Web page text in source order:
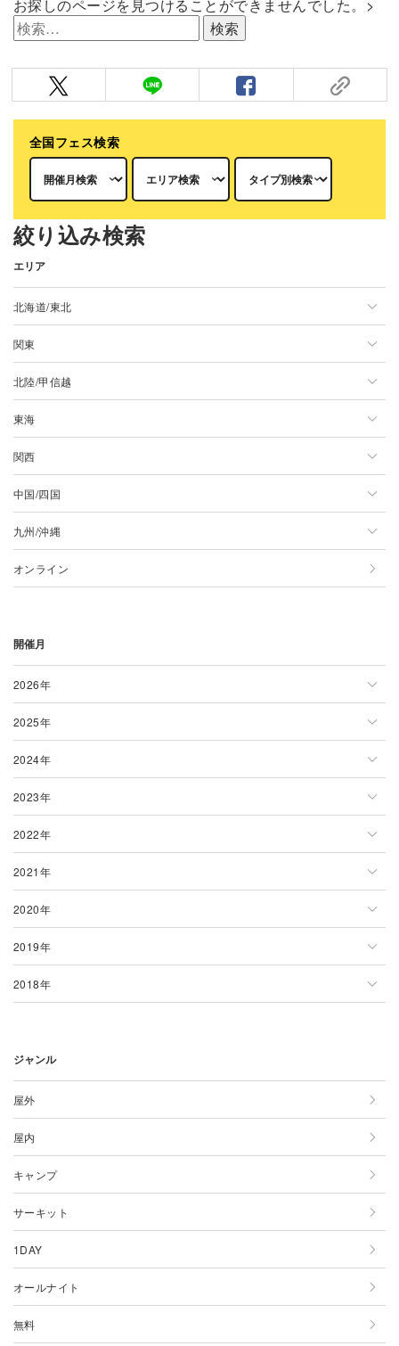
お探しのページを見つけることができませんでした。>
検
索:
全国フェス検索
絞り込み検索
エリア
北海道/東北
北海道/東北一覧
北海道
青森県
岩手県
宮城県
秋田県
山形県
関東
関東一覧
東京都
神奈川県
千葉県
埼玉県
茨城県
栃木県
北陸/甲信越
北陸/甲信越一覧
新潟県
長野県
山梨県
石川県
福井県
東海
東海一覧
静岡県
愛知県
岐阜県
関西
関西一覧
大阪府
京都府
奈良県
滋賀県
和歌山県
中国/四国
中国/四国一覧
広島県
島根県
鳥取県
山口県
徳島県
香川県
愛媛県
高知県
九州/沖縄
九州/沖縄一覧
大分県
宮崎県
沖縄県
熊本県
福岡県
長崎県
鹿児島県
オンライン
開催月
2026年
2026年一覧
1月
2月
3月
4月
5月
6月
7月
9月
10月
11月
12月
2025年
2025年一覧
1月
2月
3月
4月
5月
6月
8月
9月
10月
11月
12月
2024年
2024年一覧
1月
2月
3月
4月
5月
7月
8月
9月
10月
11月
12月
2023年
2023年一覧
1月
2月
3月
4月
6月
7月
8月
9月
10月
11月
12月
2022年
2022年一覧
1月
2月
3月
5月
6月
7月
8月
9月
10月
11月
12月
2021年
2021年一覧
1月
2月
4月
5月
6月
7月
8月
9月
10月
11月
2020年
2020年一覧
1月
3月
4月
5月
6月
7月
8月
9月
10月
2019年
2019年一覧
2月
3月
4月
5月
6月
7月
8月
9月
2018年
1月
2月
3月
4月
5月
6月
7月
8月
ジャンル
屋外
屋内
キャンプ
サーキット
1DAY
オールナイト
無料